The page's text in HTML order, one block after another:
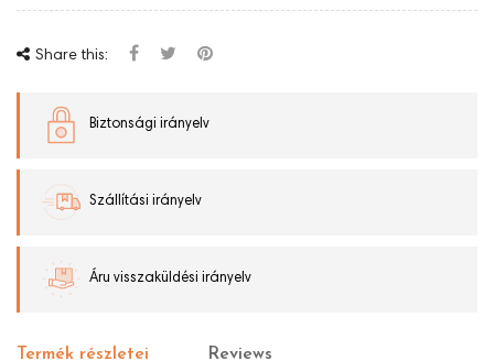
Share this:
Biztonsági irányelv
Szállítási irányelv
Áru visszaküldési irányelv
Termék részletei Reviews